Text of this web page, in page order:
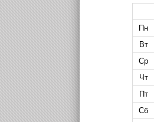
Пн
Вт
Ср
Чт
Пт
Сб